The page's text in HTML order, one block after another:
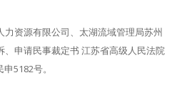
力资源有限公司、太湖流域管理局苏州
、申请民事裁定书 江苏省高级人民法院
5182号。